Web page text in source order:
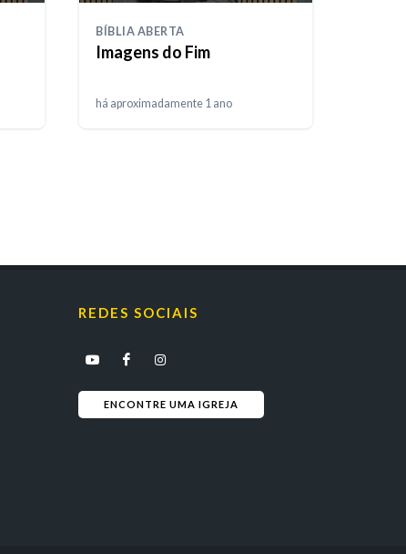
BÍBLIA ABERTA
⁠Imagens do Fim
há aproximadamente 1 ano
REDES SOCIAIS
ENCONTRE UMA IGREJA